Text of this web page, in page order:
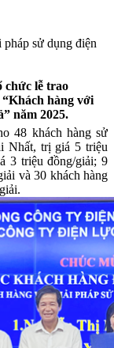
sử dụng điện
chức lễ trao
hàng với
năm 2025.
48 khách hàng sử
Nhất, trị giá 5 triệu
3 triệu đồng/giải; 9
và 30 khách hàng